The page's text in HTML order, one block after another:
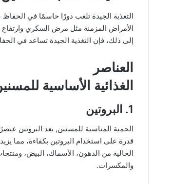
التغذية الجيدة تلعب دورًا حاسمًا في
الأمراض المزمنة مثل مرض السكري
إلى ذلك، فإن التغذية الجيدة تساعد في
العناصر
الغذائية الأساسية
1. البروتين
الحمية المناسبة للمسنين, يعد البروتين
قدرة على استخدام البروتين بكفاءة، مما
الخالية من الدهون، الأسماك، البيض،
والمكسرات.